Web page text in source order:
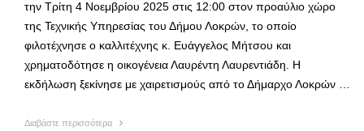
την Τρίτη 4 Νοεμβρίου 2025 στις 12:00 στον προαύλιο χώρο
της Τεχνικής Υπηρεσίας του Δήμου Λοκρών, το οποίο
φιλοτέχνησε ο καλλιτέχνης κ. Ευάγγελος Μήτσου και
χρηματοδότησε η οικογένεια Λαυρέντη Λαυρεντιάδη. Η
εκδήλωση ξεκίνησε με χαιρετισμούς από το Δήμαρχο Λοκρών …
Διαβάστε περισσότερα